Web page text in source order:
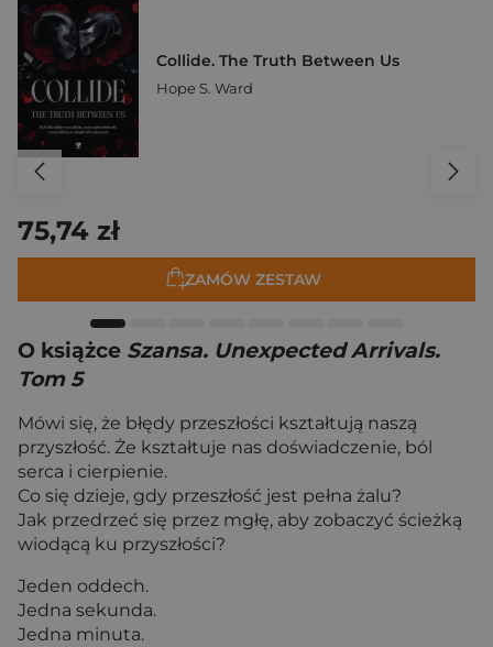
Collide. The Truth Between Us
Hope S. Ward
75,74 zł
ZAMÓW ZESTAW
O książce Szansa. Unexpected Arrivals.
Tom 5
Mówi się, że błędy przeszłości kształtują naszą
przyszłość. Że kształtuje nas doświadczenie, ból
serca i cierpienie.
Co się dzieje, gdy przeszłość jest pełna żalu?
Jak przedrzeć się przez mgłę, aby zobaczyć ścieżką
wiodącą ku przyszłości?
Jeden oddech.
Jedna sekunda.
Jedna minuta.